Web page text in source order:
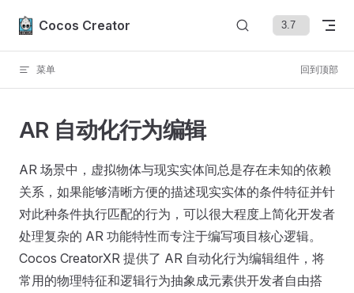
Skip to content
Cocos Creator
菜单 回到顶部
AR 自动化行为编辑
AR 场景中，虚拟物体与现实实体间总是存在未知的依赖
关系，如果能够清晰方便的描述现实实体的条件特征并针
对此种条件执行匹配的行为，可以很大程度上简化开发者
处理复杂的 AR 功能特性而专注于编写项目核心逻辑。
Cocos CreatorXR 提供了 AR 自动化行为编辑组件，将
常用的物理特征和逻辑行为抽象成元素供开发者自由搭